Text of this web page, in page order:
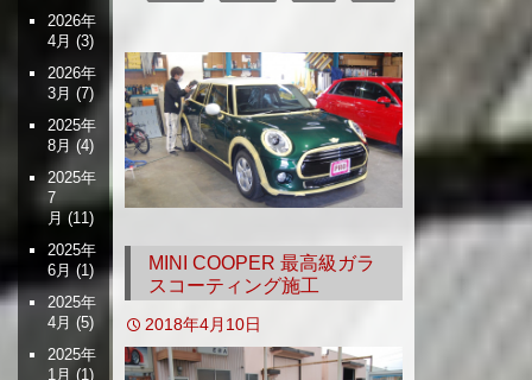
MINI COOPER 最高級ガラ
スコーティング施工
2018年4月10日
2026年
4月 (3)
2026年
3月 (7)
2025年
8月 (4)
2025年
7
月 (11)
2025年
6月 (1)
2025年
4月 (5)
2025年
1月 (1)